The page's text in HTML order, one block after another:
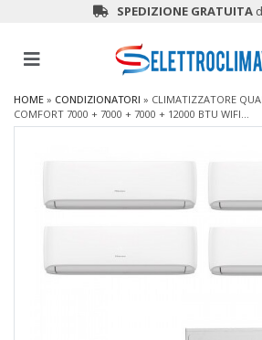
SPEDIZIONE GRATUITA
HOME » CONDIZIONATORI » CLIMATIZZATORE
COMFORT 7000 + 7000 + 7000 + 12000 BTU WIFI...